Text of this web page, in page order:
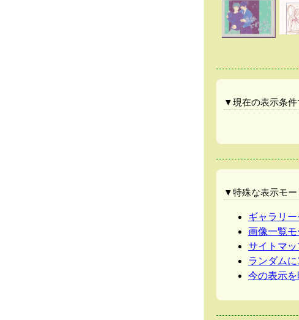
▼現在の表示条件
▼特殊な表示モー
ギャラリ
画像一覧
サイトマ
ランダム
今の表示